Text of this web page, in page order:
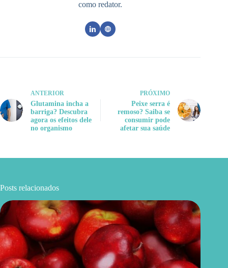
como redator.
ANTERIOR
Glutamina incha a
barriga? Descubra
agora os efeitos dele
no organismo
PRÓXIMO
Peixe serra é
remoso? Saiba se
consumir pode
afetar sua saúde
Posts relacionados